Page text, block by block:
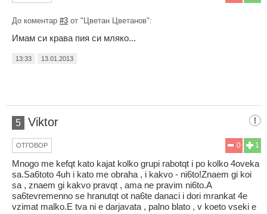
До коментар #3 от "Цветан Цветанов":
Имам си крава пия си мляко...
13:33 13.01.2013
5 Viktor
1
0
ОТГОВОР
Mnogo me kefqt kato kajat kolko grupi rabotqt i po kolko 4oveka
sa.Sa6toto 4uh i kato me obraha , i kakvo - ni6to!Znaem gi koi
sa , znaem gi kakvo pravqt , ama ne pravim ni6to.A
sa6tevremenno se hranutqt ot na6te danaci i dori mrankat 4e
vzimat malko.E tva ni e darjavata , palno blato , v koeto vseki e